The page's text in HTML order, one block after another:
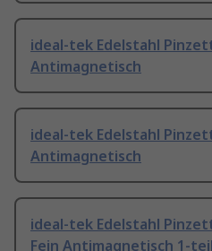
ideal-tek Edelstahl
Antimagnetisch
ideal-tek Edelstahl
Antimagnetisch
ideal-tek Edelstahl
Fein Antimagnetisch 1-